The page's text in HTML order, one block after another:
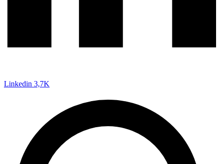
Linkedin 3,7K